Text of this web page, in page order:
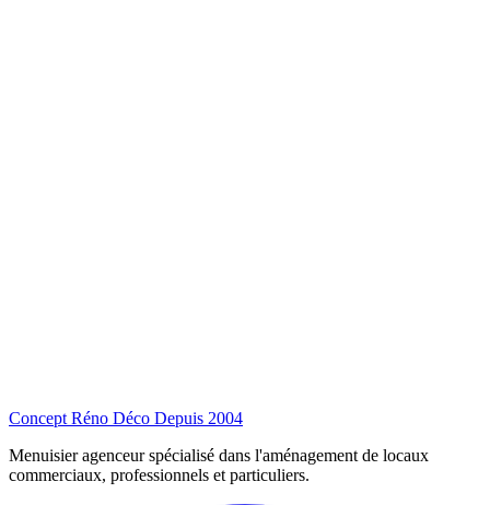
Concept Réno Déco Depuis 2004
Menuisier agenceur spécialisé dans l'aménagement de locaux
commerciaux, professionnels et particuliers.